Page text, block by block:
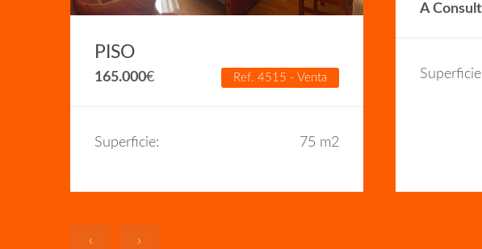
PISO
165.000€ Ref. 4515 - Venta
Superficie: 75 m2
A
‹ ›